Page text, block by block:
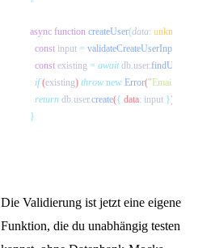
async function createUser(data: unknown
  const
input = validateCreateUserInput
  const
existing = await db.user.findUnique
  if
(existing) throw new Error("Email already
  return
db.user.create({ data: input })
Die Validierung ist jetzt eine eigene
Funktion, die du unabhängig testen